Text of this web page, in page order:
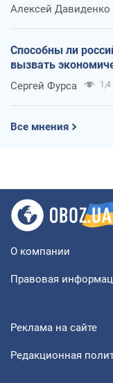
Алексей Давиденко
Способны ли
вызвать
Сергей Фурса 1,4
Все мнения
О компании
Правовая
Реклама на сайте
Редакционная